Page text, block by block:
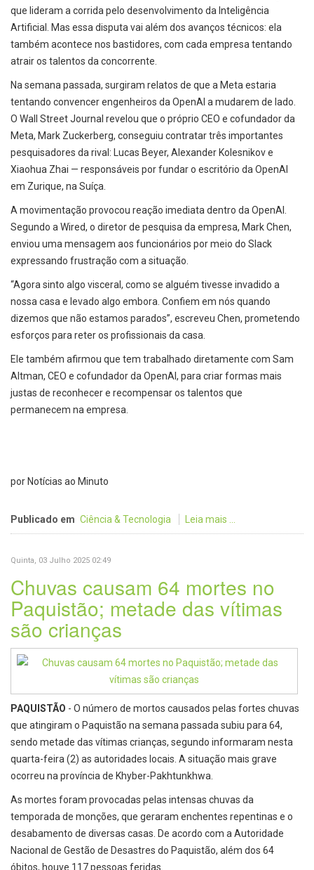
que lideram a corrida pelo desenvolvimento da Inteligência
Artificial. Mas essa disputa vai além dos avanços técnicos: ela
também acontece nos bastidores, com cada empresa tentando
atrair os talentos da concorrente.
Na semana passada, surgiram relatos de que a Meta estaria
tentando convencer engenheiros da OpenAI a mudarem de lado.
O Wall Street Journal revelou que o próprio CEO e cofundador da
Meta, Mark Zuckerberg, conseguiu contratar três importantes
pesquisadores da rival: Lucas Beyer, Alexander Kolesnikov e
Xiaohua Zhai — responsáveis por fundar o escritório da OpenAI
em Zurique, na Suíça.
A movimentação provocou reação imediata dentro da OpenAI.
Segundo a Wired, o diretor de pesquisa da empresa, Mark Chen,
enviou uma mensagem aos funcionários por meio do Slack
expressando frustração com a situação.
“Agora sinto algo visceral, como se alguém tivesse invadido a
nossa casa e levado algo embora. Confiem em nós quando
dizemos que não estamos parados”, escreveu Chen, prometendo
esforços para reter os profissionais da casa.
Ele também afirmou que tem trabalhado diretamente com Sam
Altman, CEO e cofundador da OpenAI, para criar formas mais
justas de reconhecer e recompensar os talentos que
permanecem na empresa.
por Notícias ao Minuto
Publicado em Ciência & Tecnologia Leia mais ...
Quinta, 03 Julho 2025 02:49
Chuvas causam 64 mortes no
Paquistão; metade das vítimas
são crianças
PAQUISTÃO - O número de mortos causados pelas fortes chuvas
que atingiram o Paquistão na semana passada subiu para 64,
sendo metade das vítimas crianças, segundo informaram nesta
quarta-feira (2) as autoridades locais. A situação mais grave
ocorreu na província de Khyber-Pakhtunkhwa.
As mortes foram provocadas pelas intensas chuvas da
temporada de monções, que geraram enchentes repentinas e o
desabamento de diversas casas. De acordo com a Autoridade
Nacional de Gestão de Desastres do Paquistão, além dos 64
óbitos, houve 117 pessoas feridas.